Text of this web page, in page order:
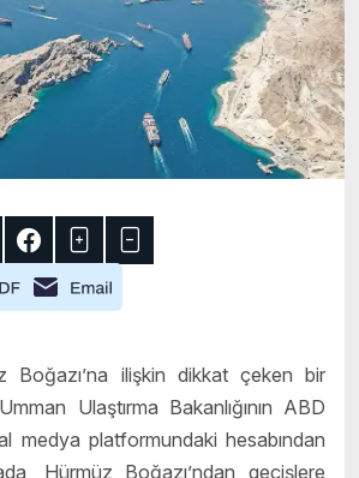
Boğazı’na ilişkin dikkat çeken bir
Ulaştırma Bakanlığının ABD
medya platformundaki hesabından
Hürmüz Boğazı’ndan geçişlere